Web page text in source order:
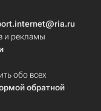
и рекламы
обо всех
обратной